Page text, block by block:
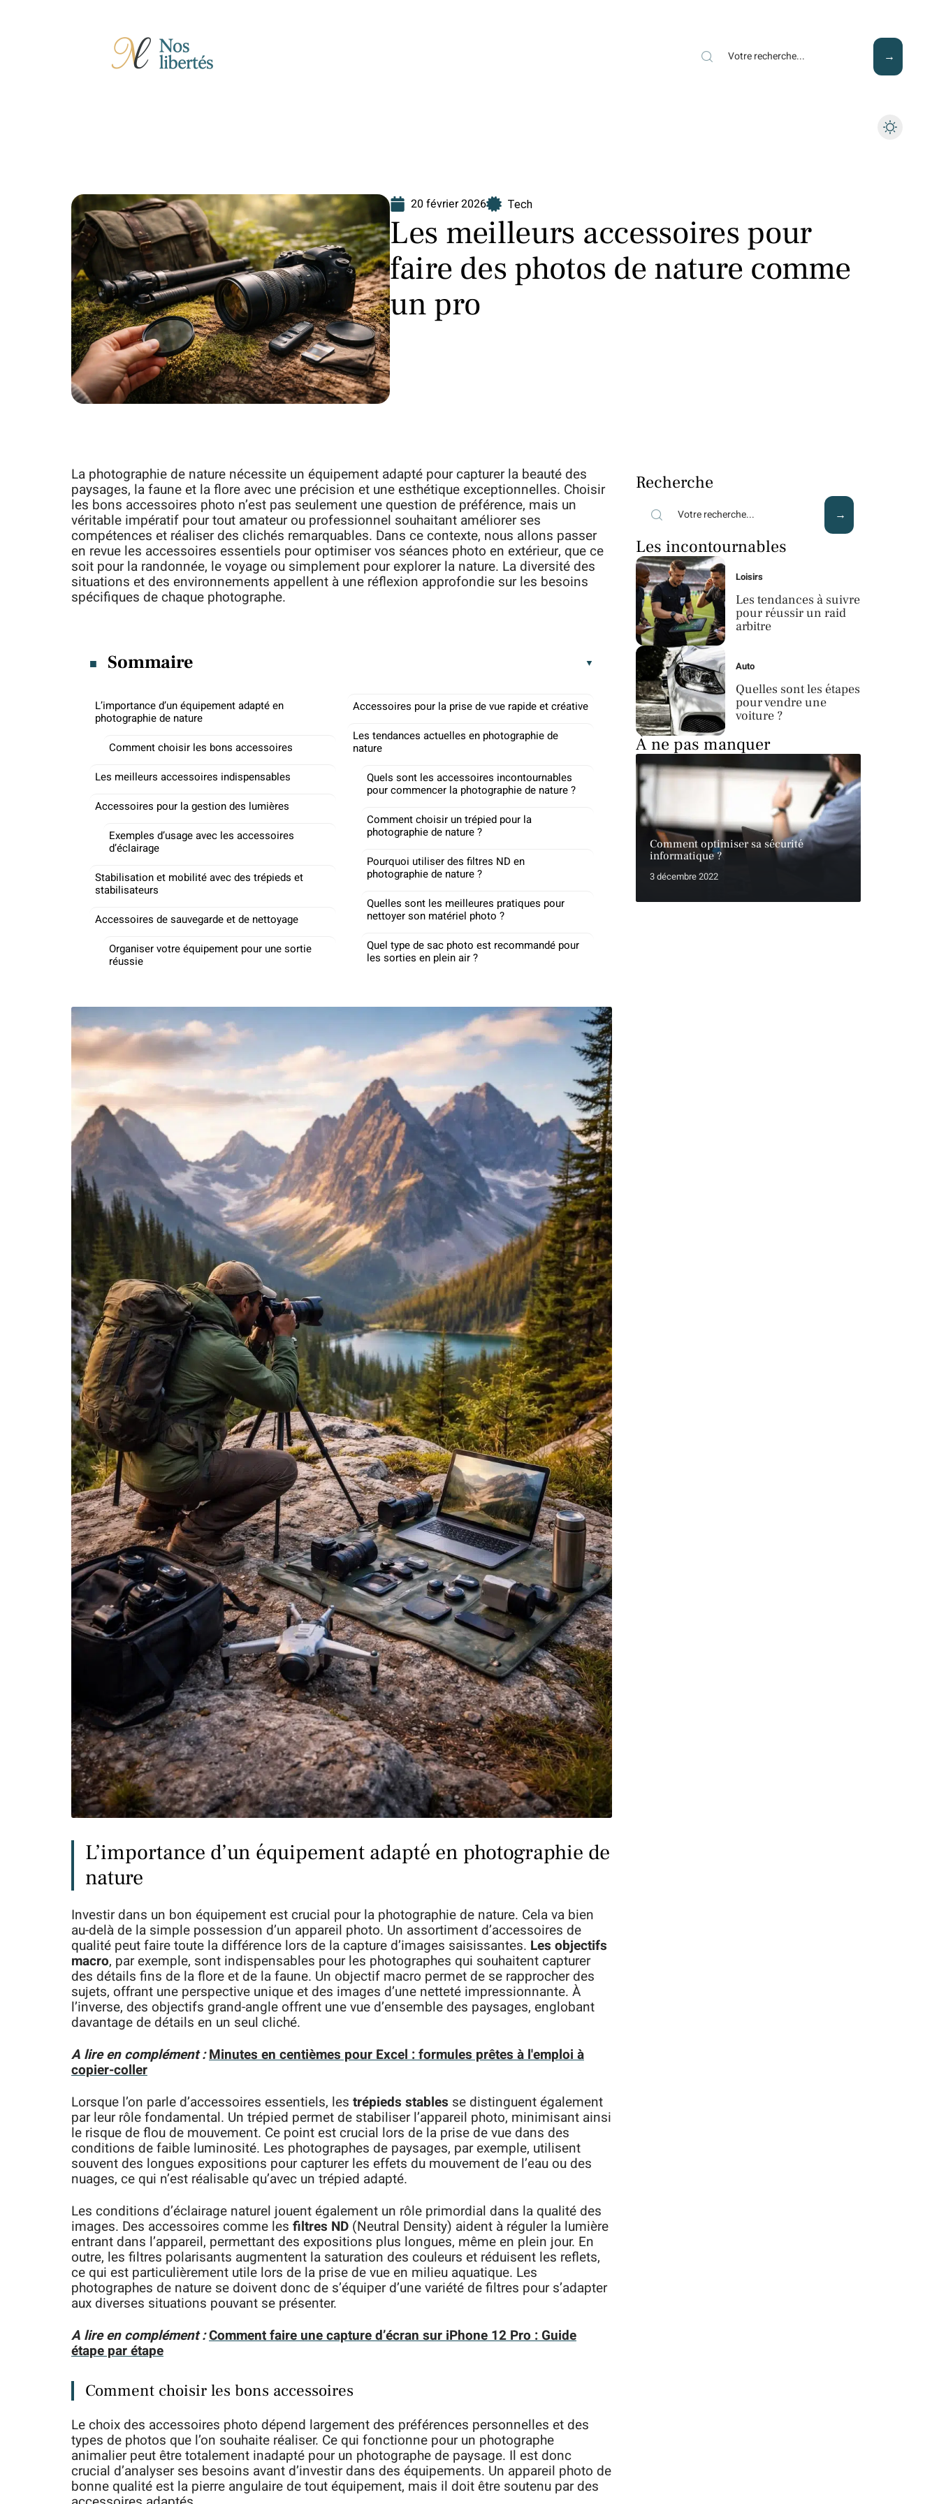
20 février 2026 Tech
Les meilleurs accessoires pour
faire des photos de nature comme
un pro
La photographie de nature nécessite un équipement adapté pour capturer la beauté des
paysages, la faune et la flore avec une précision et une esthétique exceptionnelles. Choisir
les bons accessoires photo n’est pas seulement une question de préférence, mais un
véritable impératif pour tout amateur ou professionnel souhaitant améliorer ses
compétences et réaliser des clichés remarquables. Dans ce contexte, nous allons passer
en revue les accessoires essentiels pour optimiser vos séances photo en extérieur, que ce
soit pour la randonnée, le voyage ou simplement pour explorer la nature. La diversité des
situations et des environnements appellent à une réflexion approfondie sur les besoins
spécifiques de chaque photographe.
Sommaire
L’importance d’un équipement adapté en
photographie de nature
Comment choisir les bons accessoires
Les meilleurs accessoires indispensables
Accessoires pour la gestion des lumières
Exemples d’usage avec les accessoires
d’éclairage
Stabilisation et mobilité avec des trépieds et
stabilisateurs
Accessoires de sauvegarde et de nettoyage
Organiser votre équipement pour une sortie
réussie
Accessoires pour la prise de vue rapide et créative
Les tendances actuelles en photographie de
nature
Quels sont les accessoires incontournables
pour commencer la photographie de nature ?
Comment choisir un trépied pour la
photographie de nature ?
Pourquoi utiliser des filtres ND en
photographie de nature ?
Quelles sont les meilleures pratiques pour
nettoyer son matériel photo ?
Quel type de sac photo est recommandé pour
les sorties en plein air ?
L’importance d’un équipement adapté en photographie de
nature
Investir dans un bon équipement est crucial pour la photographie de nature. Cela va bien
au-delà de la simple possession d’un appareil photo. Un assortiment d’accessoires de
qualité peut faire toute la différence lors de la capture d’images saisissantes. Les objectifs
macro, par exemple, sont indispensables pour les photographes qui souhaitent capturer
des détails fins de la flore et de la faune. Un objectif macro permet de se rapprocher des
sujets, offrant une perspective unique et des images d’une netteté impressionnante. À
l’inverse, des objectifs grand-angle offrent une vue d’ensemble des paysages, englobant
davantage de détails en un seul cliché.
A lire en complément :Minutes en centièmes pour Excel : formules prêtes à l'emploi à
copier-coller
Lorsque l’on parle d’accessoires essentiels, les trépieds stables se distinguent également
par leur rôle fondamental. Un trépied permet de stabiliser l’appareil photo, minimisant ainsi
le risque de flou de mouvement. Ce point est crucial lors de la prise de vue dans des
conditions de faible luminosité. Les photographes de paysages, par exemple, utilisent
souvent des longues expositions pour capturer les effets du mouvement de l’eau ou des
nuages, ce qui n’est réalisable qu’avec un trépied adapté.
Les conditions d’éclairage naturel jouent également un rôle primordial dans la qualité des
images. Des accessoires comme les filtres ND (Neutral Density) aident à réguler la lumière
entrant dans l’appareil, permettant des expositions plus longues, même en plein jour. En
outre, les filtres polarisants augmentent la saturation des couleurs et réduisent les reflets,
ce qui est particulièrement utile lors de la prise de vue en milieu aquatique. Les
photographes de nature se doivent donc de s’équiper d’une variété de filtres pour s’adapter
aux diverses situations pouvant se présenter.
A lire en complément :Comment faire une capture d’écran sur iPhone 12 Pro : Guide
étape par étape
Comment choisir les bons accessoires
Le choix des accessoires photo dépend largement des préférences personnelles et des
types de photos que l’on souhaite réaliser. Ce qui fonctionne pour un photographe
animalier peut être totalement inadapté pour un photographe de paysage. Il est donc
crucial d’analyser ses besoins avant d’investir dans des équipements. Un appareil photo de
bonne qualité est la pierre angulaire de tout équipement, mais il doit être soutenu par des
Recherche
Les incontournables
Loisirs
Les tendances à suivre
pour réussir un raid
arbitre
Auto
Quelles sont les étapes
pour vendre une
voiture ?
À ne pas manquer
Comment optimiser sa sécurité
informatique ?
3 décembre 2022